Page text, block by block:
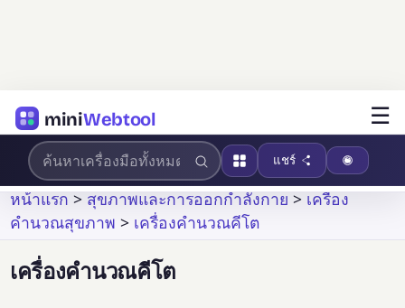
miniWebtool ☰
แชร์
หน้าแรก>สุขภาพและการออกกำลังกาย>เครื่อง
คำนวณสุขภาพ > เครื่องคำนวณคีโต
เครื่องคำนวณคีโต